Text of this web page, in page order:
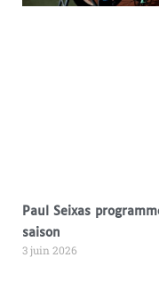
Paul Seixas
saison
3 juin 2026